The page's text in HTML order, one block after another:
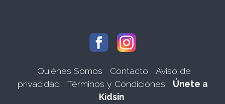
Quiénes Somos Contacto
Aviso de
privacidad
Términos y Condiciones
Únete a
Kidsin